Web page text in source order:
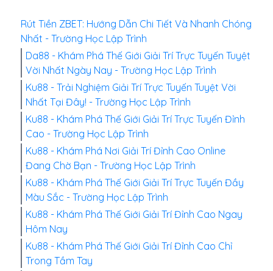
Rút Tiền ZBET: Hướng Dẫn Chi Tiết Và Nhanh Chóng
Nhất - Trường Học Lập Trình
Da88 - Khám Phá Thế Giới Giải Trí Trực Tuyến Tuyệt
Vời Nhất Ngày Nay - Trường Học Lập Trình
Ku88 - Trải Nghiệm Giải Trí Trực Tuyến Tuyệt Vời
Nhất Tại Đây! - Trường Học Lập Trình
Ku88 - Khám Phá Thế Giới Giải Trí Trực Tuyến Đỉnh
Cao - Trường Học Lập Trình
Ku88 - Khám Phá Nơi Giải Trí Đỉnh Cao Online
Đang Chờ Bạn - Trường Học Lập Trình
Ku88 - Khám Phá Thế Giới Giải Trí Trực Tuyến Đầy
Màu Sắc - Trường Học Lập Trình
Ku88 - Khám Phá Thế Giới Giải Trí Đỉnh Cao Ngay
Hôm Nay
Ku88 - Khám Phá Thế Giới Giải Trí Đỉnh Cao Chỉ
Trong Tầm Tay